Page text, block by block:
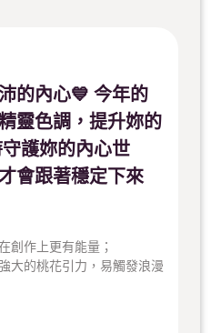
的內心💙 今年的
靈色調，提升妳的
護妳的內心世
會跟著穩定下來
創作上更有能量；
大的桃花引力，易觸發浪漫